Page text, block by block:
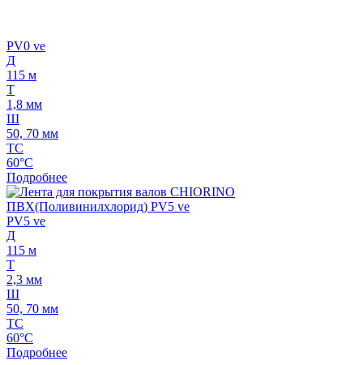
PV0 ve
Д
115 м
Т
1,8 мм
Ш
50, 70 мм
ТС
60°C
Подробнее
PV5 ve
Д
115 м
Т
2,3 мм
Ш
50, 70 мм
ТС
60°C
Подробнее